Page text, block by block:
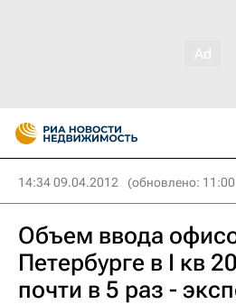
14:34 09.04.2012 (обновлено:
Объем ввода
Петербурге в I кв
почти в 5 раз -